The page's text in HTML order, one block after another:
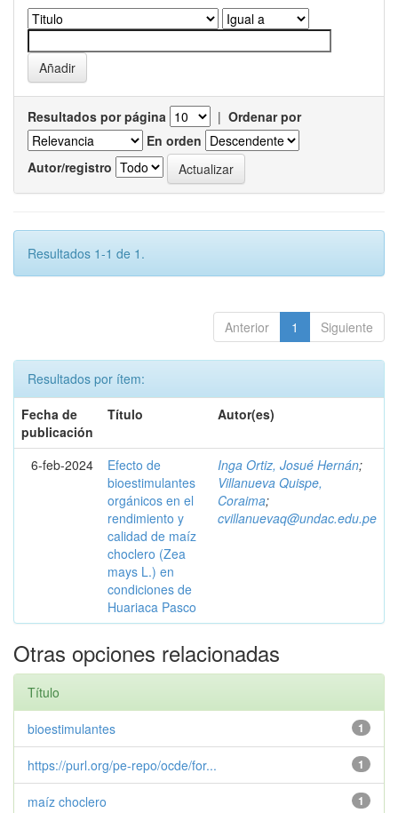
Resultados por página | Ordenar por
En orden
Autor/registro
Resultados 1-1 de 1.
Anterior 1 Siguiente
Resultados por ítem:
Fecha de
publicación
Título Autor(es)
6-feb-2024
Efecto de
bioestimulantes
orgánicos en el
rendimiento y
calidad de maíz
choclero (Zea
mays L.) en
condiciones de
Huariaca Pasco
Inga Ortiz, Josué Hernán;
Villanueva Quispe,
Coraima;
cvillanuevaq@undac.edu.pe
Otras opciones relacionadas
Título
1
bioestimulantes
1
https://purl.org/pe-repo/ocde/for...
1
maíz choclero